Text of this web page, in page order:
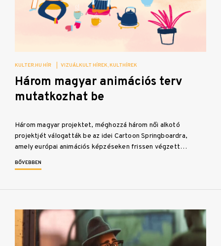
KULTER.HU HÍR VIZUÁLKULT HÍREK KULTHÍREK
Három magyar animációs terv
mutatkozhat be
Három magyar projektet, méghozzá három női alkotó
projektjét válogatták be az idei Cartoon Springboardra,
amely európai animációs képzéseken frissen végzett…
BŐVEBBEN